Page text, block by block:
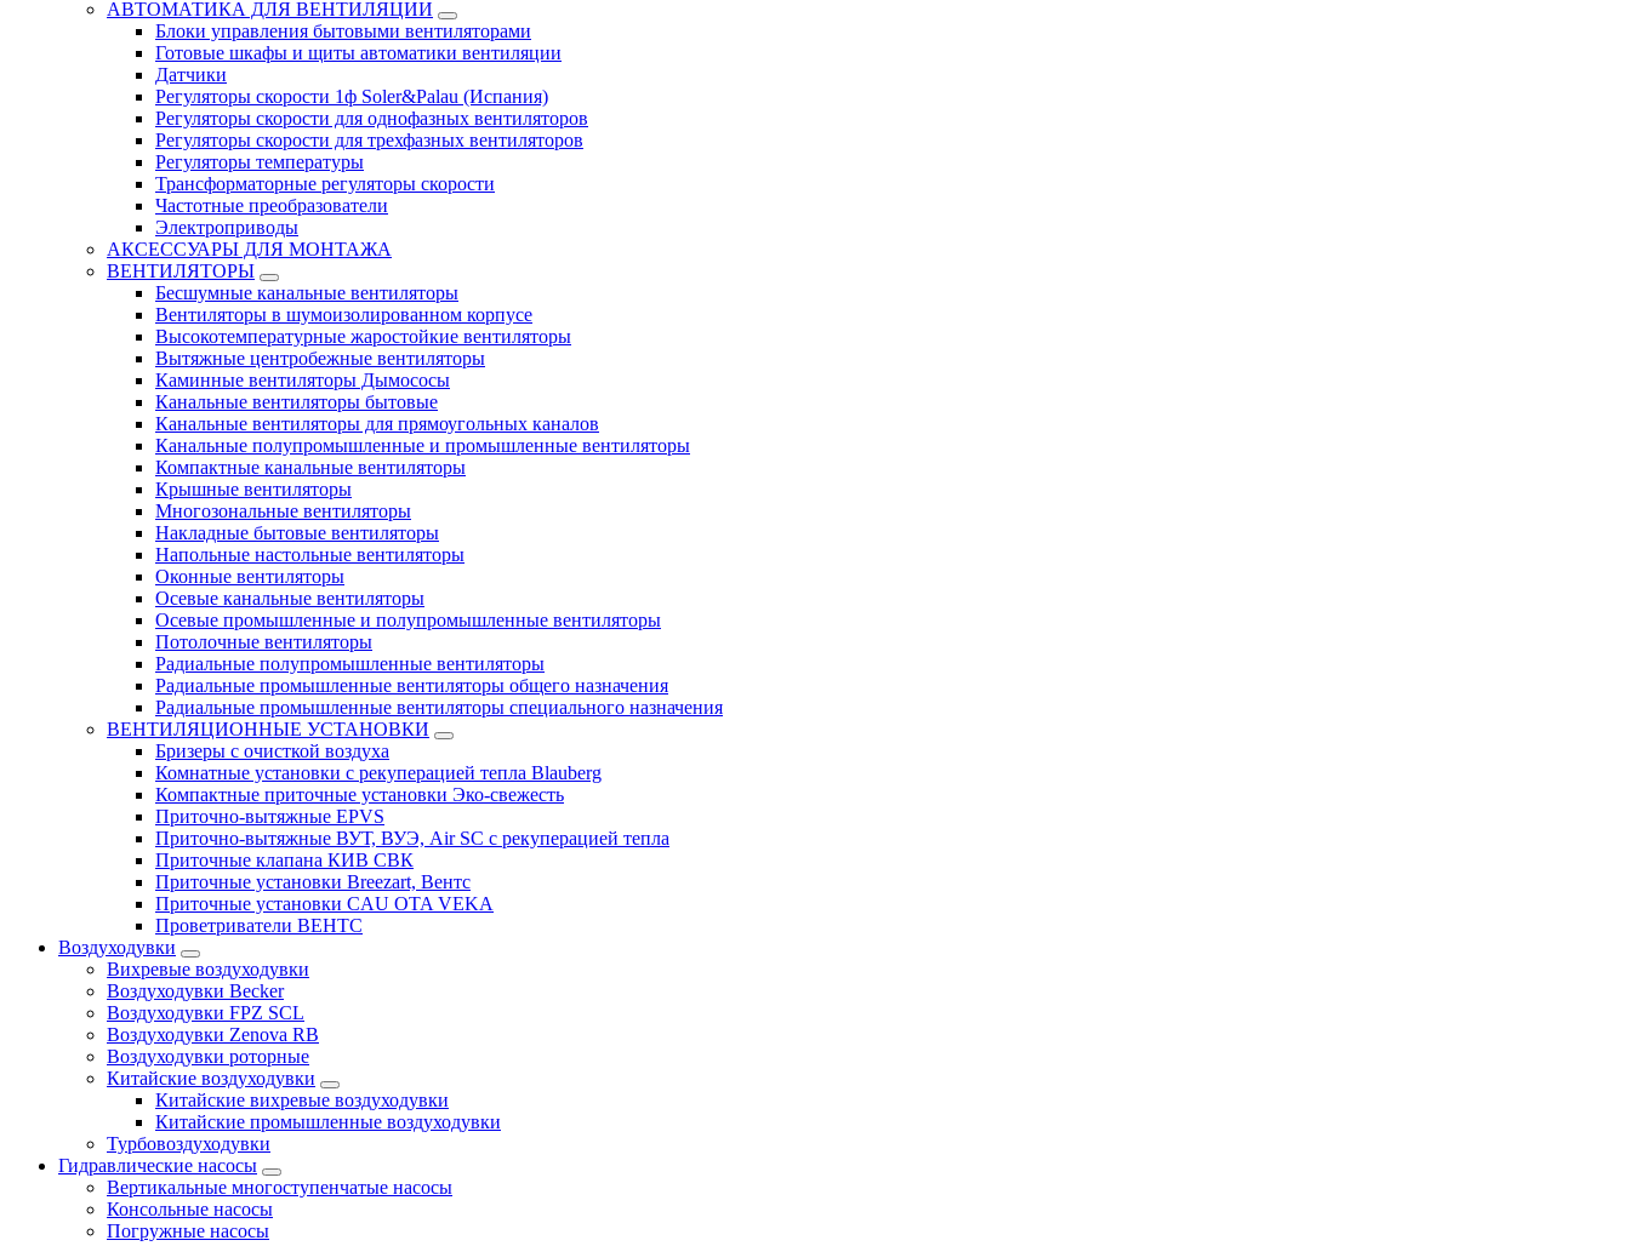
АВТОМАТИКА ДЛЯ ВЕНТИЛЯЦИИ
Блоки управления бытовыми вентиляторами
Готовые шкафы и щиты автоматики вентиляции
Датчики
Регуляторы скорости 1ф Soler&Palau (Испания)
Регуляторы скорости для однофазных вентиляторов
Регуляторы скорости для трехфазных вентиляторов
Регуляторы температуры
Трансформаторные регуляторы скорости
Частотные преобразователи
Электроприводы
АКСЕССУАРЫ ДЛЯ МОНТАЖА
ВЕНТИЛЯТОРЫ
Бесшумные канальные вентиляторы
Вентиляторы в шумоизолированном корпусе
Высокотемпературные жаростойкие вентиляторы
Вытяжные центробежные вентиляторы
Каминные вентиляторы Дымососы
Канальные вентиляторы бытовые
Канальные вентиляторы для прямоугольных каналов
Канальные полупромышленные и промышленные вентиляторы
Компактные канальные вентиляторы
Крышные вентиляторы
Многозональные вентиляторы
Накладные бытовые вентиляторы
Напольные настольные вентиляторы
Оконные вентиляторы
Осевые канальные вентиляторы
Осевые промышленные и полупромышленные вентиляторы
Потолочные вентиляторы
Радиальные полупромышленные вентиляторы
Радиальные промышленные вентиляторы общего назначения
Радиальные промышленные вентиляторы специального назначения
ВЕНТИЛЯЦИОННЫЕ УСТАНОВКИ
Бризеры с очисткой воздуха
Комнатные установки с рекуперацией тепла Blauberg
Компактные приточные установки Эко-свежесть
Приточно-вытяжные EPVS
Приточно-вытяжные ВУТ, ВУЭ, Air SC с рекуперацией тепла
Приточные клапана КИВ СВК
Приточные установки Breezart, Вентс
Приточные установки CAU OTA VEKA
Проветриватели ВЕНТС
Воздуходувки
Вихревые воздуходувки
Воздуходувки Becker
Воздуходувки FPZ SCL
Воздуходувки Zenova RB
Воздуходувки роторные
Китайские воздуходувки
Китайские вихревые воздуходувки
Китайские промышленные воздуходувки
Турбовоздуходувки
Гидравлические насосы
Вертикальные многоступенчатые насосы
Консольные насосы
Погружные насосы